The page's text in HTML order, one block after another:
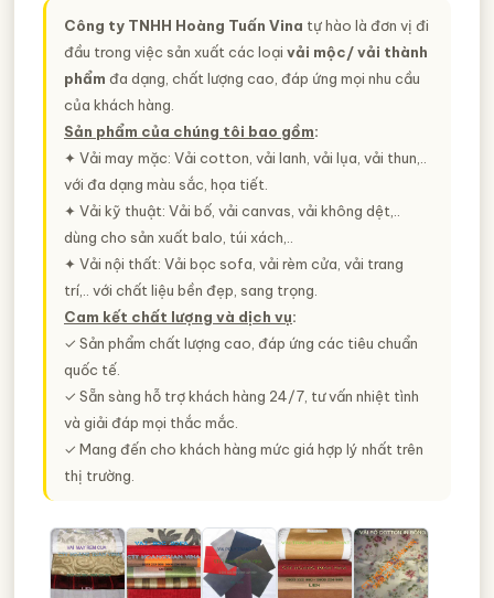
Công ty TNHH Hoàng Tuấn Vina tự hào là đơn vị đi
đầu trong việc sản xuất các loại vải mộc/ vải thành
phẩm đa dạng, chất lượng cao, đáp ứng mọi nhu cầu
của khách hàng.
Sản phẩm của chúng tôi bao gồm:
✦ Vải may mặc: Vải cotton, vải lanh, vải lụa, vải thun,..
với đa dạng màu sắc, họa tiết.
✦ Vải kỹ thuật: Vải bố, vải canvas, vải không dệt,..
dùng cho sản xuất balo, túi xách,..
✦ Vải nội thất: Vải bọc sofa, vải rèm cửa, vải trang
trí,.. với chất liệu bền đẹp, sang trọng.
Cam kết chất lượng và dịch vụ:
✓ Sản phẩm chất lượng cao, đáp ứng các tiêu chuẩn
quốc tế.
✓ Sẵn sàng hỗ trợ khách hàng 24/7, tư vấn nhiệt tình
và giải đáp mọi thắc mắc.
✓ Mang đến cho khách hàng mức giá hợp lý nhất trên
thị trường.